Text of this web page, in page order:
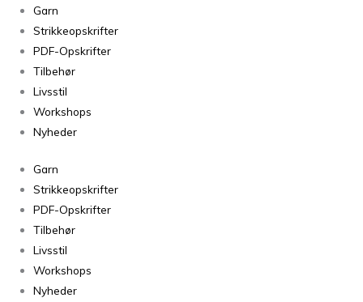
Garn
Strikkeopskrifter
PDF-Opskrifter
Tilbehør
Livsstil
Workshops
Nyheder
Garn
Strikkeopskrifter
PDF-Opskrifter
Tilbehør
Livsstil
Workshops
Nyheder
Mashdale
Wisteria
antal